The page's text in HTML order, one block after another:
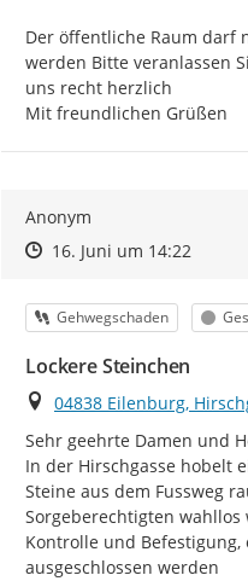
Der öffentliche Raum darf
werden Bitte veranlassen
uns recht herzlich
Mit freundlichen Grüßen
Anonym
Zeitpunkt des Erstellens
Zeitpunkt des Erstellens
16. Juni um 14:22Zur
Kategorie
Gehwegschaden
Lockere Steinchen
Ort
04838 Eilenburg,
Sehr geehrte Damen und
In der Hirschgasse hobelt
Steine aus dem Fussweg
Sorgeberechtigten
Kontrolle und
ausgeschlossen werden